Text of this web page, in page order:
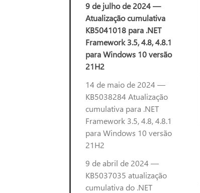
9 de julho de 2024 —
Atualização cumulativa
KB5041018 para .NET
Framework 3.5, 4.8, 4.8.1
para Windows 10 versão
21H2
14 de maio de 2024 —
KB5038284 Atualização
cumulativa para .NET
Framework 3.5, 4.8, 4.8.1
para Windows 10 versão
21H2
9 de abril de 2024 —
KB5037035 atualização
cumulativa do .NET